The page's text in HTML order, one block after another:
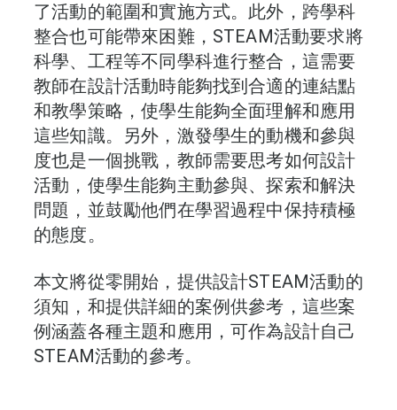
了活動的範圍和實施方式。此外，跨學科
整合也可能帶來困難，STEAM活動要求將
科學、工程等不同學科進行整合，這需要
教師在設計活動時能夠找到合適的連結點
和教學策略，使學生能夠全面理解和應用
這些知識。另外，激發學生的動機和參與
度也是一個挑戰，教師需要思考如何設計
活動，使學生能夠主動參與、探索和解決
問題，並鼓勵他們在學習過程中保持積極
的態度。
本文將從零開始，提供設計STEAM活動的
須知，和提供詳細的案例供參考，這些案
例涵蓋各種主題和應用，可作為設計自己
STEAM活動的參考。